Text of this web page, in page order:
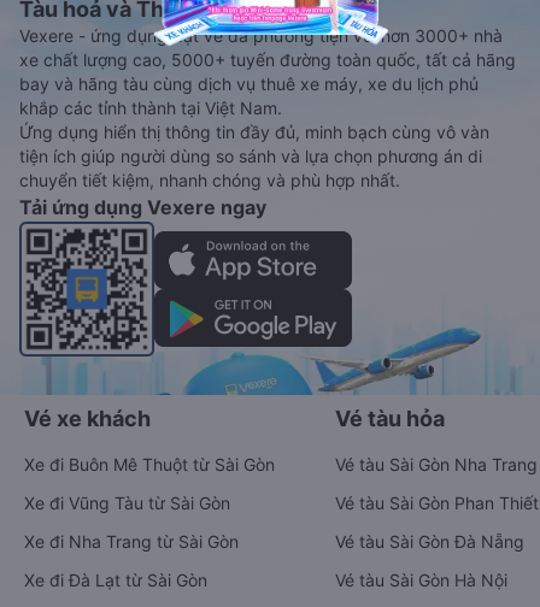
Tàu hoả và Thuê xe
Vexere - ứng dụng đặt vé đa phương tiện với hơn 3000+ nhà
xe chất lượng cao, 5000+ tuyến đường toàn quốc, tất cả hãng
bay và hãng tàu cùng dịch vụ thuê xe máy, xe du lịch phủ
khắp các tỉnh thành tại Việt Nam.
Ứng dụng hiển thị thông tin đầy đủ, minh bạch cùng vô vàn
tiện ích giúp người dùng so sánh và lựa chọn phương án di
chuyển tiết kiệm, nhanh chóng và phù hợp nhất.
Tải ứng dụng Vexere ngay
Vé xe khách
Xe đi Buôn Mê Thuột từ Sài Gòn
Xe đi Vũng Tàu từ Sài Gòn
Xe đi Nha Trang từ Sài Gòn
Xe đi Đà Lạt từ Sài Gòn
Vé tàu hỏa
Vé tàu Sài Gòn Nha Trang
Vé tàu Sài Gòn Phan Thiết
Vé tàu Sài Gòn Đà Nẵng
Vé tàu Sài Gòn Hà Nội